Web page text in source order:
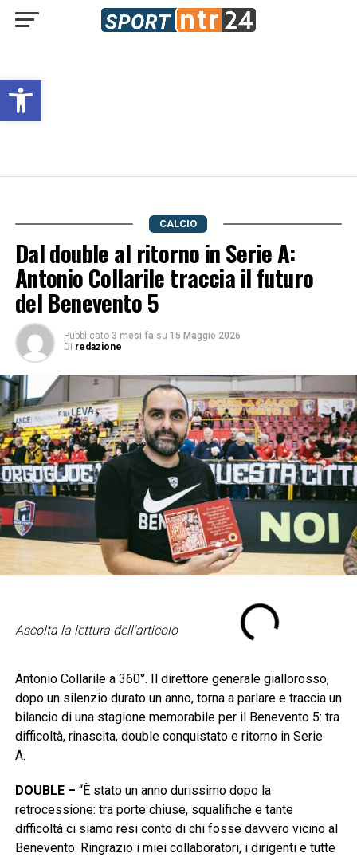
Open toolbar
CALCIO
Dal double al ritorno in Serie A:
Antonio Collarile traccia il futuro
del Benevento 5
Pubblicato 3 mesi fa su 15 Maggio 2026
Di redazione
Ascolta la lettura dell'articolo
Antonio Collarile a 360°. Il direttore generale giallorosso,
dopo un silenzio durato un anno, torna a parlare e traccia un
bilancio di una stagione memorabile per il Benevento 5: tra
difficoltà, rinascita, double conquistato e ritorno in Serie
A.
DOUBLE – “È stato un anno durissimo dopo la
retrocessione: tra porte chiuse, squalifiche e tante
difficoltà ci siamo resi conto di chi fosse davvero vicino al
Benevento. Ringrazio i miei collaboratori, i dirigenti e tutte